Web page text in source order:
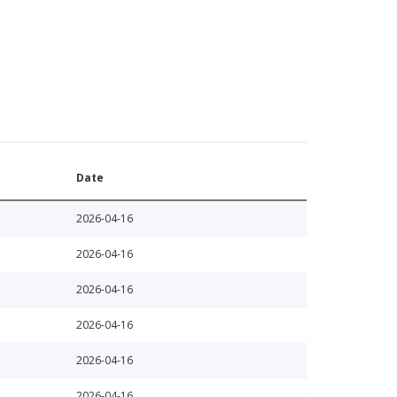
Date
2026-04-16
2026-04-16
2026-04-16
2026-04-16
2026-04-16